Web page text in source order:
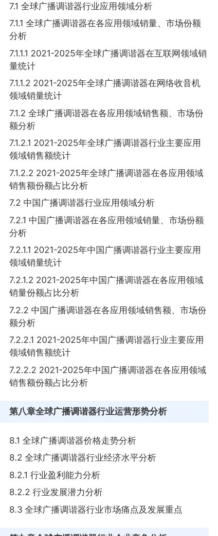
7.1 全球广播调谐器行业应用领域分析
7.1.1 全球广播调谐器在各应用领域销量、市场份额
分析
7.1.1.1 2021-2025年全球广播调谐器在互联网领域销
量统计
7.1.1.2 2021-2025年全球广播调谐器在网络收音机
领域销量统计
7.1.2 全球广播调谐器在各应用领域销售额、市场份
额分析
7.1.2.1 2021-2025年全球广播调谐器行业主要应用
领域销售额统计
7.1.2.2 2021-2025年全球广播调谐器在各应用领域
销售额份额占比分析
7.2 中国广播调谐器行业应用领域分析
7.2.1 中国广播调谐器在各应用领域销量、市场份额
分析
7.2.1.1 2021-2025年中国广播调谐器行业主要应用
领域销量统计
7.2.1.2 2021-2025年中国广播调谐器在各应用领域
销量份额占比分析
7.2.2 中国广播调谐器在各应用领域销售额、市场份
额分析
7.2.2.1 2021-2025年中国广播调谐器行业主要应用
领域销售额统计
7.2.2.2 2021-2025年中国广播调谐器在各应用领域
销售额份额占比分析
第八章全球广播调谐器行业运营形势分析
8.1 全球广播调谐器价格走势分析
8.2 全球广播调谐器行业经济水平分析
8.2.1 行业盈利能力分析
8.2.2 行业发展潜力分析
8.3 全球广播调谐器行业市场痛点及发展重点